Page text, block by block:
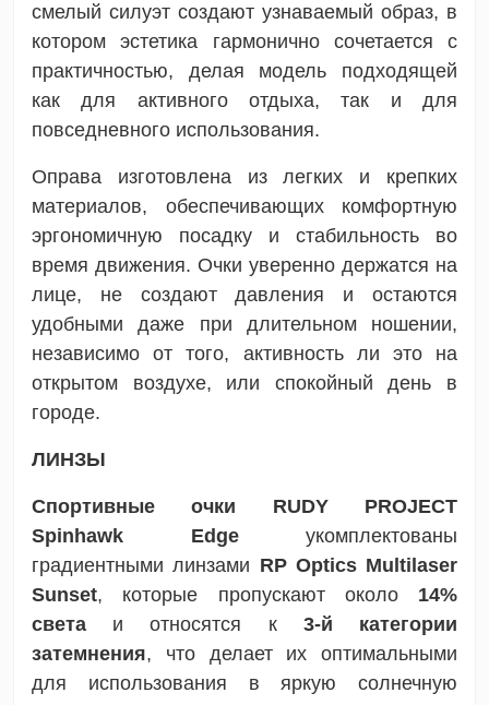
смелый силуэт создают узнаваемый образ, в
котором эстетика гармонично сочетается с
практичностью, делая модель подходящей
как для активного отдыха, так и для
повседневного использования.
Оправа изготовлена ​​из легких и крепких
материалов, обеспечивающих комфортную
эргономичную посадку и стабильность во
время движения. Очки уверенно держатся на
лице, не создают давления и остаются
удобными даже при длительном ношении,
независимо от того, активность ли это на
открытом воздухе, или спокойный день в
городе.
ЛИНЗЫ
Спортивные очки RUDY PROJECT
Spinhawk Edgeукомплектованы
градиентными линзами RP Optics Multilaser
Sunset, которые пропускают около 14%
света и относятся к 3-й категории
затемнения, что делает их оптимальными
для использования в яркую солнечную